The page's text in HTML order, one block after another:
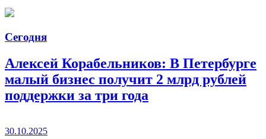
Сегодня
Алексей Корабельников: В Петербурге
малый бизнес получит 2 млрд рублей
поддержки за три года
30.10.2025